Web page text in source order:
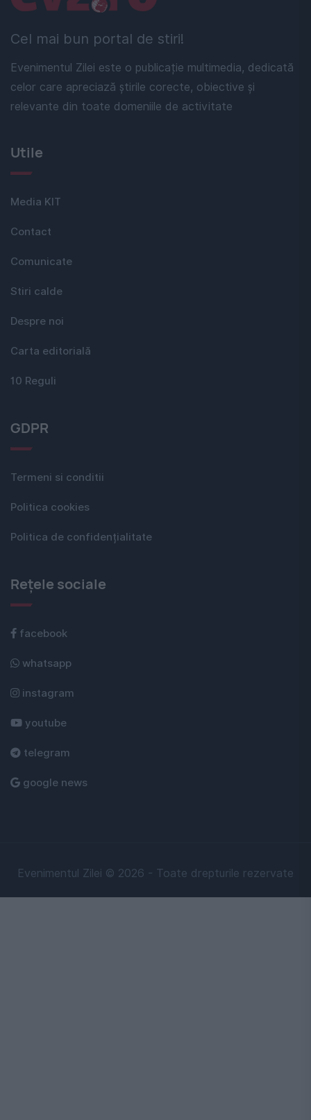
Cel mai bun portal de stiri!
Evenimentul Zilei este o publicație multimedia, dedicată
celor care apreciază știrile corecte, obiective și
relevante din toate domeniile de activitate
Utile
Media KIT
Contact
Comunicate
Stiri calde
Despre noi
Carta editorială
10 Reguli
GDPR
Termeni si conditii
Politica cookies
Politica de confidențialitate
Rețele sociale
facebook
whatsapp
instagram
youtube
telegram
google news
Evenimentul Zilei © 2026 - Toate drepturile rezervate